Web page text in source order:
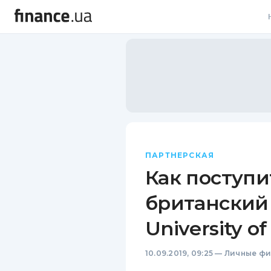
ПАРТНЕРСКАЯ
Как
University
10.09.2019, 09:25 — Личные